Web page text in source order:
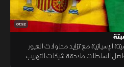
01:52
الإسبانية مع تزايد محاولات العبور
السلطات ملاحقة شبكات التهريب